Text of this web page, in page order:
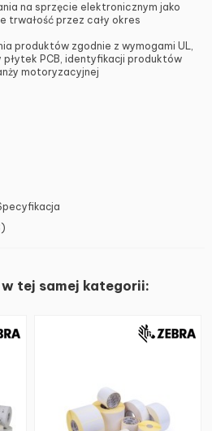
na sprzęcie elektronicznym jako
trwałość przez cały okres
produktów zgodnie z wymogami UL,
PCB, identyfikacji produktów
motoryzacyjnej
tej samej kategorii: